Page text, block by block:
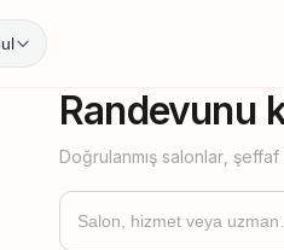
Randevunu
Doğrulanmış salonlar,